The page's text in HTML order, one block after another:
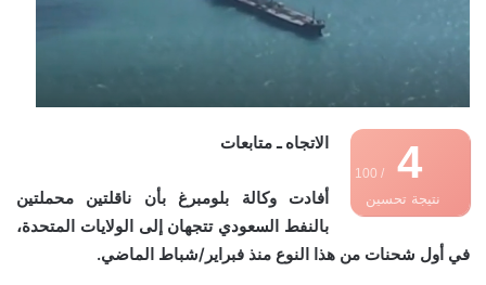
4
/ 100
نتيجة تحسين
الاتجاه ـ متابعات
أفادت وكالة بلومبرغ بأن ناقلتين محملتين
بالنفط السعودي تتجهان إلى الولايات المتحدة،
في أول شحنات من هذا النوع منذ فبراير/شباط الماضي.